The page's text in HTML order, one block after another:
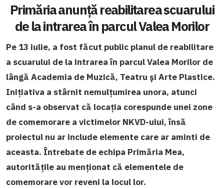
Primăria anunță reabilitarea scuarului
de la intrarea în parcul Valea Morilor
Pe 13 iulie, a fost făcut public planul de reabilitare
a scuarului de la intrarea în parcul Valea Morilor de
lângă Academia de Muzică, Teatru și Arte Plastice.
Inițiativa a stârnit nemulțumirea unora, atunci
când s-a observat că locația corespunde unei zone
de comemorare a victimelor NKVD-ului, însă
proiectul nu ar include elemente care ar aminti de
aceasta. Întrebate de echipa Primăria Mea,
autoritățile au menționat că elementele de
comemorare vor reveni la locul lor.